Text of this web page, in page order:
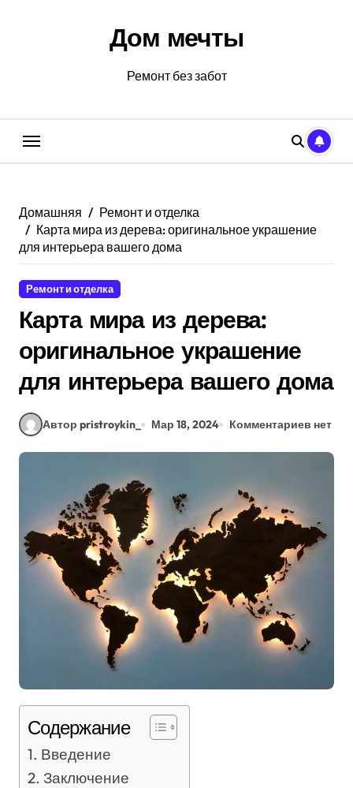
Дом мечты
Ремонт без забот
Домашняя
Ремонт и отделка
Карта мира из дерева: оригинальное украшение
для интерьера вашего дома
Ремонт и отделка
Карта мира из дерева:
оригинальное украшение
для интерьера вашего дома
Автор pristroykin_ Мар 18, 2024 Комментариев нет
Содержание
Введение
Заключение